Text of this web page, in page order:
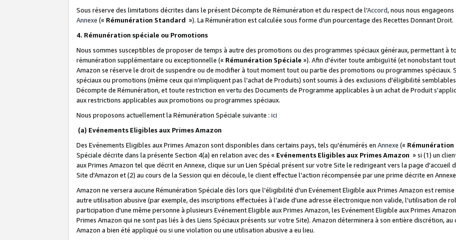
Sous réserve des limitations décrites dans le présent Décompte de Rémunération et du respect de l'Accord, nous nous
Annexe (« Rémunération Standard »). La Rémunération est calculée sous forme d'un pourcentage des Recettes Donnant Droit.
4. Rémunération spéciale ou Promotions
Nous sommes susceptibles de proposer de temps à autre des promotions ou des programmes spéciaux généraux, permettant à
rémunération supplémentaire ou exceptionnelle (« Rémunération Spéciale »). Afin d'éviter toute ambiguïté (et nonobstant
Amazon se réserve le droit de suspendre ou de modifier à tout moment tout ou partie des promotions ou programmes spéciaux.
spéciaux ou promotions (même ceux qui n'impliquent pas l'achat de Produits) sont soumis à des exclusions d'éligibilité
Décompte de Rémunération, et toute restriction en vertu des Documents de Programme applicables à un achat de Produit
aux restrictions applicables aux promotions ou programmes spéciaux.
Nous proposons actuellement la Rémunération Spéciale suivante : ici
(a) Evénements Eligibles aux Primes Amazon
Des Evénements Eligibles aux Primes Amazon sont disponibles dans certains pays, tels qu'énumérés en Annexe (« Rémunération
Spéciale décrite dans la présente Section 4(a) en relation avec des « Evénements Eligibles aux Primes Amazon » si (1) un
aux Primes Amazon tel que décrit en Annexe, clique sur un Lien Spécial présent sur votre Site le redirigeant vers la page d'accueil
Site d'Amazon et (2) au cours de la Session qui en découle, le client effectue l'action récompensée par une prime décrite en
Amazon ne versera aucune Rémunération Spéciale dès lors que l'éligibilité d'un Evénement Eligible aux Primes Amazon est
autre utilisation abusive (par exemple, des inscriptions effectuées à l'aide d'une adresse électronique non valide, l'utilisation de
participation d'une même personne à plusieurs Evénement Eligible aux Primes Amazon, les Evénement Eligible aux Primes
Primes Amazon qui ne sont pas liés à des Liens Spéciaux présents sur votre Site). Amazon déterminera à son entière discrétion, au
Amazon a bien été appliqué ou si une violation ou une utilisation abusive a eu lieu.